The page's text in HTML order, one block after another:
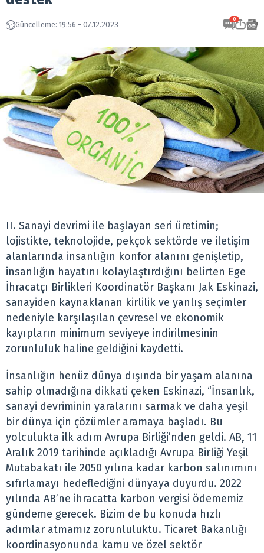
Güncelleme: 19:56 - 07.12.2023
0
II. Sanayi devrimi ile başlayan seri üretimin;
lojistikte, teknolojide, pekçok sektörde ve iletişim
alanlarında insanlığın konfor alanını genişletip,
insanlığın hayatını kolaylaştırdığını belirten Ege
İhracatçı Birlikleri Koordinatör Başkanı Jak Eskinazi,
sanayiden kaynaklanan kirlilik ve yanlış seçimler
nedeniyle karşılaşılan çevresel ve ekonomik
kayıpların minimum seviyeye indirilmesinin
zorunluluk haline geldiğini kaydetti.
İnsanlığın henüz dünya dışında bir yaşam alanına
sahip olmadığına dikkati çeken Eskinazi, “İnsanlık,
sanayi devriminin yaralarını sarmak ve daha yeşil
bir dünya için çözümler aramaya başladı. Bu
yolculukta ilk adım Avrupa Birliği’nden geldi. AB, 11
Aralık 2019 tarihinde açıkladığı Avrupa Birliği Yeşil
Mutabakatı ile 2050 yılına kadar karbon salınımını
sıfırlamayı hedeflediğini dünyaya duyurdu. 2022
yılında AB’ne ihracatta karbon vergisi ödememiz
gündeme gerecek. Bizim de bu konuda hızlı
adımlar atmamız zorunluluktu. Ticaret Bakanlığı
koordinasyonunda kamu ve özel sektör